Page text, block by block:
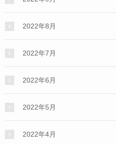
2022年8月
2022年7月
2022年6月
2022年5月
2022年4月